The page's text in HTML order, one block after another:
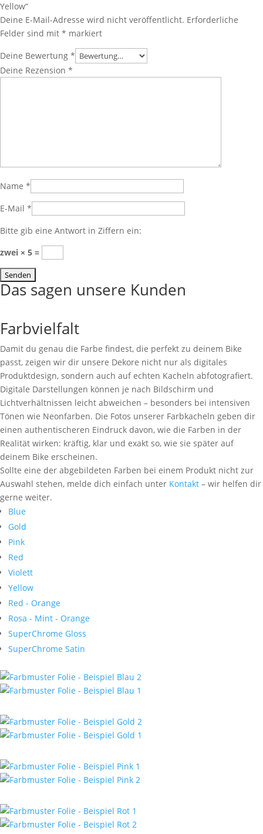
Yellow“
Deine E-Mail-Adresse wird nicht veröffentlicht. Erforderliche
Felder sind mit * markiert
Deine Bewertung *
Deine Rezension *
Name *
E-Mail *
Bitte gib eine Antwort in Ziffern ein:
zwei × 5 =
Das sagen unsere Kunden
Farbvielfalt
Damit du genau die Farbe findest, die perfekt zu deinem Bike
passt, zeigen wir dir unsere Dekore nicht nur als digitales
Produktdesign, sondern auch auf echten Kacheln abfotografiert.
Digitale Darstellungen können je nach Bildschirm und
Lichtverhältnissen leicht abweichen – besonders bei intensiven
Tönen wie Neonfarben. Die Fotos unserer Farbkacheln geben dir
einen authentischeren Eindruck davon, wie die Farben in der
Realität wirken: kräftig, klar und exakt so, wie sie später auf
deinem Bike erscheinen.
Sollte eine der abgebildeten Farben bei einem Produkt nicht zur
Auswahl stehen, melde dich einfach unter Kontakt – wir helfen dir
gerne weiter.
Blue
Gold
Pink
Red
Violett
Yellow
Red - Orange
Rosa - Mint - Orange
SuperChrome Gloss
SuperChrome Satin